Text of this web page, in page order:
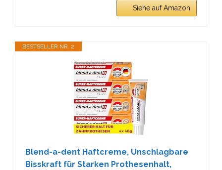
Siehe auf Amazon
BESTSELLER NR. 2
Blend-a-dent Haftcreme, Unschlagbare
Bisskraft für Starken Prothesenhalt,